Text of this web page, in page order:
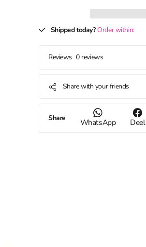
Shipped today? Order within:
Reviews 0 reviews
Share with your friends
Share WhatsApp Deel